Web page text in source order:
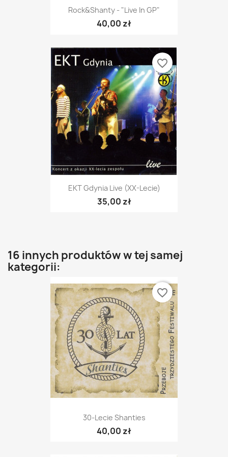
Rock&Shanty - "Live In GP"
40,00 zł
EKT Gdynia Live (XX-Lecie)
35,00 zł
favorite_border
16 innych produktów w tej samej
kategorii:
30-Lecie Shanties
40,00 zł
favorite_border